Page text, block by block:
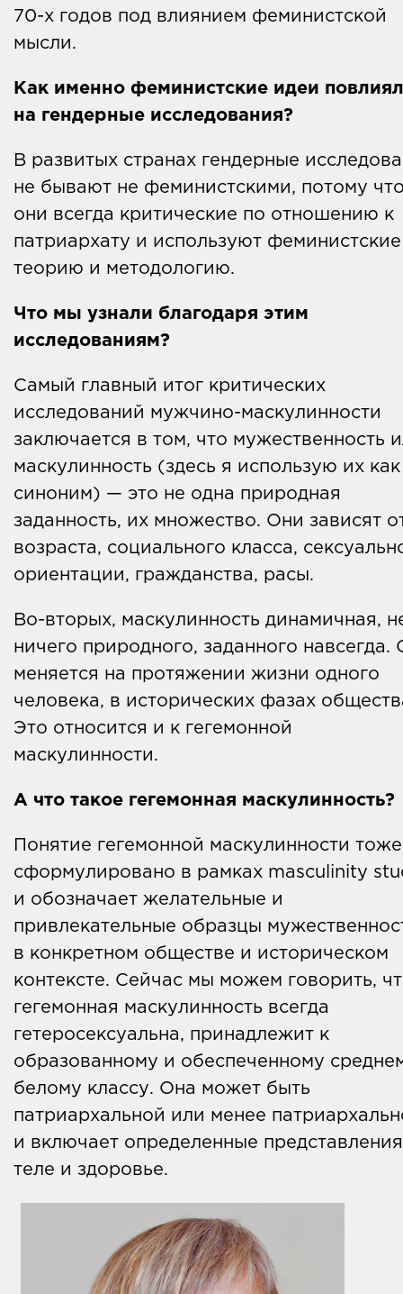
70-х годов под влиянием феминистской
мысли.
Как именно феминистские идеи
на гендерные исследования?
В развитых странах гендерные
не бывают не феминистскими, потому
они всегда критические по отношению к
патриархату и используют феминистские
теорию и методологию.
Что мы узнали благодаря этим
исследованиям?
Самый главный итог критических
исследований мужчино-маскулинности
заключается в том, что мужественность
маскулинность (здесь я использую их как
синоним) — это не одна природная
заданность, их множество. Они зависят
возраста, социального класса,
ориентации, гражданства, расы.
Во-вторых, маскулинность динамичная,
ничего природного, заданного навсегда.
меняется на протяжении жизни одного
человека, в исторических фазах
Это относится и к гегемонной
маскулинности.
А что такое гегемонная маскулинность?
Понятие гегемонной маскулинности тоже
сформулировано в рамках masculinity
и обозначает желательные и
привлекательные образцы
в конкретном обществе и историческом
контексте. Сейчас мы можем говорить,
гегемонная маскулинность всегда
гетеросексуальна, принадлежит к
образованному и обеспеченному
белому классу. Она может быть
патриархальной или менее
и включает определенные
теле и здоровье.